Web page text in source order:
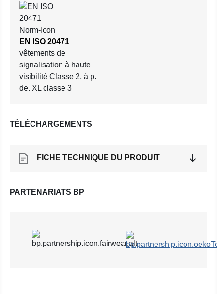
EN ISO 20471
vêtements de
signalisation à haute
visibilité Classe 2, à p.
de. XL classe 3
TÉLÉCHARGEMENTS
FICHE TECHNIQUE DU PRODUIT
PARTENARIATS BP